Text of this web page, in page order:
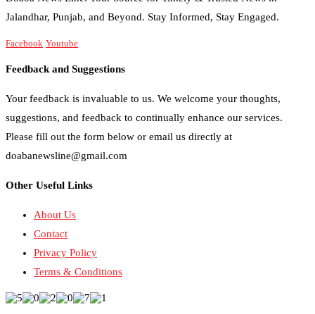
Jalandhar, Punjab, and Beyond. Stay Informed, Stay Engaged.
Facebook Youtube
Feedback and Suggestions
Your feedback is invaluable to us. We welcome your thoughts,
suggestions, and feedback to continually enhance our services.
Please fill out the form below or email us directly at
doabanewsline@gmail.com
Other Useful Links
About Us
Contact
Privacy Policy
Terms & Conditions